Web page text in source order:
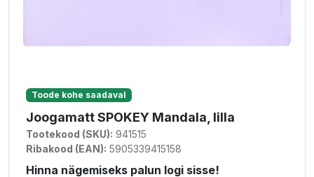
Toode kohe saadaval
Joogamatt SPOKEY Mandala, lilla
Tootekood (SKU): 941515
Ribakood (EAN): 5905339415158
Hinna nägemiseks palun logi sisse!